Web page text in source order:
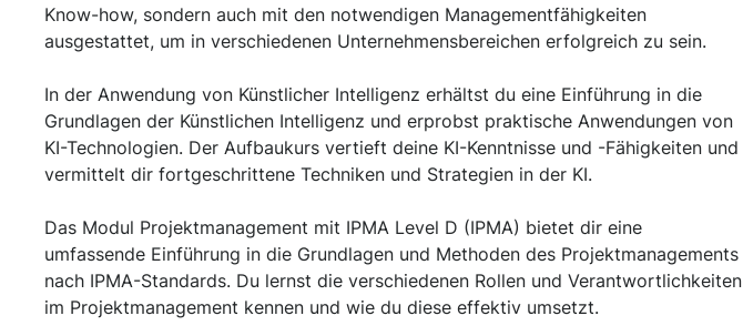
Know-how, sondern auch mit den notwendigen Managementfähigkeiten
ausgestattet, um in verschiedenen Unternehmensbereichen erfolgreich zu sein.
In der Anwendung von Künstlicher Intelligenz erhältst du eine Einführung in die
Grundlagen der Künstlichen Intelligenz und erprobst praktische Anwendungen von
KI-Technologien. Der Aufbaukurs vertieft deine KI-Kenntnisse und -Fähigkeiten und
vermittelt dir fortgeschrittene Techniken und Strategien in der KI.
Das Modul Projektmanagement mit IPMA Level D (IPMA) bietet dir eine
umfassende Einführung in die Grundlagen und Methoden des Projektmanagements
nach IPMA-Standards. Du lernst die verschiedenen Rollen und Verantwortlichkeiten
im Projektmanagement kennen und wie du diese effektiv umsetzt.